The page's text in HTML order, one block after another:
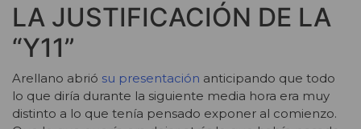
LA JUSTIFICACIÓN DE LA
“Y11”
Arellano abrió su presentación anticipando que todo
lo que diría durante la siguiente media hora era muy
distinto a lo que tenía pensado exponer al comienzo.